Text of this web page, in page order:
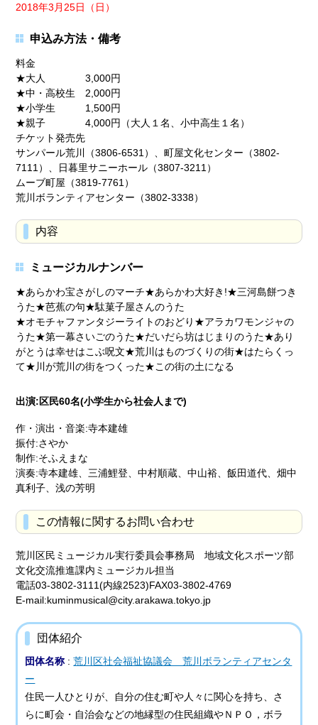
2018年3月25日（日）
申込み方法・備考
料金
★大人 3,000円
★中・高校生 2,000円
★小学生 1,500円
★親子 4,000円（大人１名、小中高生１名）
チケット発売先
サンパール荒川（3806-6531）、町屋文化センター（3802-
7111）、日暮里サニーホール（3807-3211）
ムーブ町屋（3819-7761）
荒川ボランティアセンター（3802-3338）
内容
ミュージカルナンバー
★あらかわ宝さがしのマーチ★あらかわ大好き!★三河島餅つき
うた★芭蕉の句★駄菓子屋さんのうた
★オモチャファンタジーライトのおどり★アラカワモンジャの
うた★第一幕さいごのうた★だいだら坊はじまりのうた★あり
がとうは幸せはこぶ呪文★荒川はものづくりの街★はたらくっ
て★川が荒川の街をつくった★この街の土になる
出演:区民60名(小学生から社会人まで)
作・演出・音楽:寺本建雄
振付:さやか
制作:そふえまな
演奏:寺本建雄、三浦鯉登、中村順蔵、中山裕、飯田道代、畑中
真利子、浅の芳明
この情報に関するお問い合わせ
荒川区民ミュージカル実行委員会事務局 地域文化スポーツ部
文化交流推進課内ミュージカル担当
電話03-3802-3111(内線2523)FAX03-3802-4769
E-mail:kuminmusical@city.arakawa.tokyo.jp
団体紹介
団体名称 :荒川区社会福祉協議会 荒川ボランティアセンタ
ー
住民一人ひとりが、自分の住む町や人々に関心を持ち、さ
らに町会・自治会などの地縁型の住民組織やＮＰＯ，ボラ